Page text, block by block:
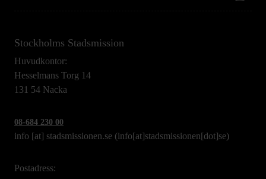
Stockholms Stadsmission
Huvudkontor:
Hesselmans Torg 14
131 54 Nacka
08-684 230 00
info [at] stadsmissionen.se (info[at]stadsmissionen[dot]se)
Postadress: